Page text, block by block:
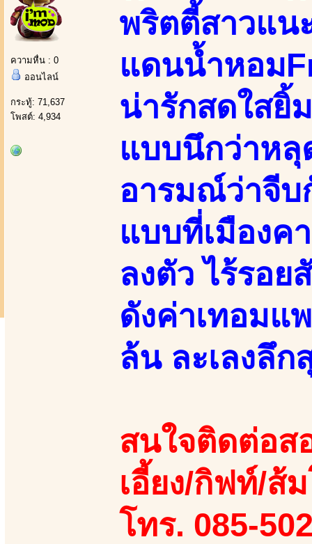
ความหื่น : 0
ออนไลน์
กระทู้: 71,637
โพสต์: 4,934
พริตตี้สาวแน
แดนน้ำหอม
น่ารักสดใสยิ้
แบบนึกว่าหลุ
อารมณ์ว่าจีบ
แบบที่เมืองค
ลงตัว ไร้รอ
ดังค่าเทอมแ
ล้น ละเลงลึ
สนใจติดต่อส
เอี้ยง/กิฟท์/ส้
โทร. 085-